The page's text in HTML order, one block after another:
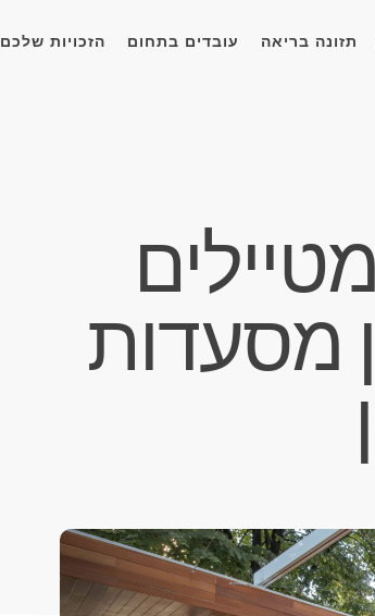
תזונה בריאה עובדים בתחום הזכויות שלכם
מסעדות